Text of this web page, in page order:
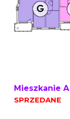
Mieszkanie A
SPRZEDANE